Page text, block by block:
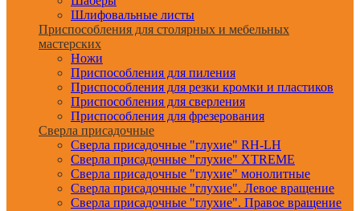
Шлифовальные листы
Приспособления для столярных и мебельных
мастерских
Ножи
Приспособления для пиления
Приспособления для резки кромки и пластиков
Приспособления для сверления
Приспособления для фрезерования
Сверла присадочные
Сверла присадочные "глухие" RH-LH
Сверла присадочные "глухие" XTREME
Сверла присадочные "глухие" монолитные
Сверла присадочные "глухие". Левое вращение
Сверла присадочные "глухие". Правое вращение